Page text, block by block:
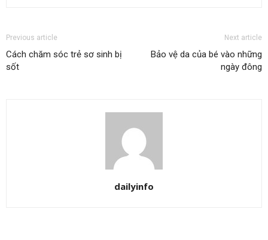
Previous article
Cách chăm sóc trẻ sơ sinh bị
sốt
Next article
Bảo vệ da của bé vào những
ngày đông
dailyinfo